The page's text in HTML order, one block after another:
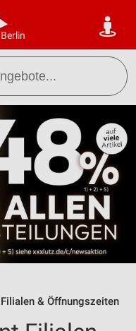
Berlin
& Öffnungszeiten